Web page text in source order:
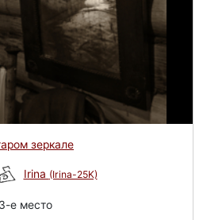
зеркале
Irina (Irina-25K)
3-e место